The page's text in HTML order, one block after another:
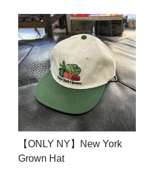
【ONLY NY】New York
Grown Hat